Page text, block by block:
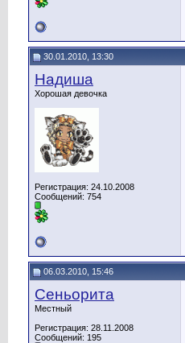
30.01.2010, 13:30
Надиша
Хорошая девочка
Регистрация: 24.10.2008
Сообщений: 754
06.03.2010, 15:46
Сеньорита
Местный
Регистрация: 28.11.2008
Сообщений: 195